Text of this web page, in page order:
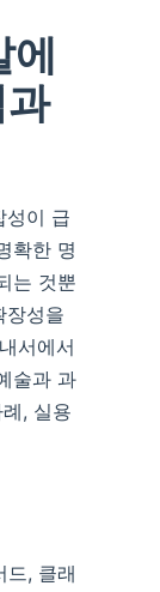
에
성이 급
확한 명
는 것뿐
장성을
서에서
술과 과
, 실용
드, 클래